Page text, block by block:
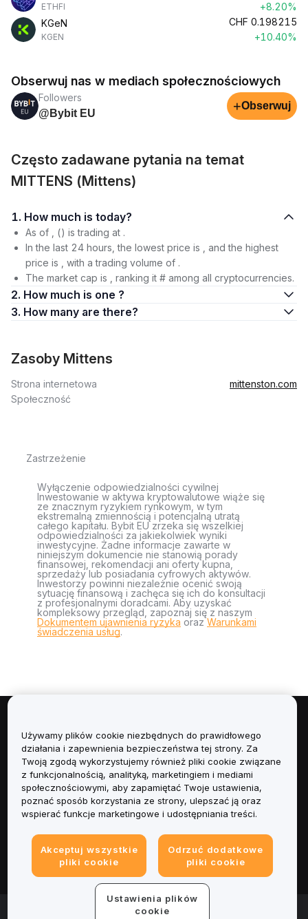
ETHFI
+8.20%
KGeN
KGEN
CHF 0.198215
+10.40%
Obserwuj nas w mediach społecznościowych
Followers
@Bybit EU
+Obserwuj
Często zadawane pytania na temat
MITTENS (Mittens)
1. How much is today?
As of , () is trading at .
In the last 24 hours, the lowest price is , and the highest
price is , with a trading volume of .
The market cap is , ranking it # among all cryptocurrencies.
2. How much is one ?
3. How many are there?
Zasoby Mittens
Strona internetowa
mittenston.com
Społeczność
Zastrzeżenie
Wyłączenie odpowiedzialności cywilnej
Inwestowanie w aktywa kryptowalutowe wiąże się
ze znacznym ryzykiem rynkowym, w tym
ekstremalną zmiennością i potencjalną utratą
całego kapitału. Bybit EU zrzeka się wszelkiej
odpowiedzialności za jakiekolwiek wyniki
inwestycyjne. Żadne informacje zawarte w
niniejszym dokumencie nie stanowią porady
finansowej, rekomendacji ani oferty kupna,
sprzedaży lub posiadania cyfrowych aktywów.
Inwestorzy powinni niezależnie ocenić swoją
sytuację finansową i zachęca się ich do konsultacji
z profesjonalnymi doradcami. Aby uzyskać
kompleksowy przegląd, zapoznaj się z naszym
Dokumentem ujawnienia ryzyka orazWarunkami
świadczenia usług.
Informacje
Usługi
Obsługa Klienta
Informacje prawne
© 2025-2026 Bybit.eu. All rights reserved.
Używamy plików cookie niezbędnych do prawidłowego
działania i zapewnienia bezpieczeństwa tej strony. Za
Twoją zgodą wykorzystujemy również pliki cookie związane
z funkcjonalnością, analityką, marketingiem i mediami
społecznościowymi, aby zapamiętać Twoje ustawienia,
poznać sposób korzystania ze strony, ulepszać ją oraz
wspierać funkcje marketingowe i udostępniania treści.
Akceptuj wszystkie
pliki cookie
Odrzuć dodatkowe
pliki cookie
Ustawienia plików
cookie